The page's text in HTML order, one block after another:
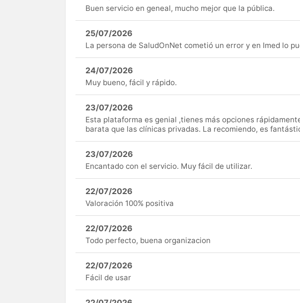
Buen servicio en geneal, mucho mejor que la pública.
25/07/2026
La persona de SaludOnNet cometió un error y en Imed lo
24/07/2026
Muy bueno, fácil y rápido.
23/07/2026
Esta plataforma es genial ,tienes más opciones
barata que las clínicas privadas. La recomiendo, es
23/07/2026
Encantado con el servicio. Muy fácil de utilizar.
22/07/2026
Valoración 100% positiva
22/07/2026
Todo perfecto, buena organizacion
22/07/2026
Fácil de usar